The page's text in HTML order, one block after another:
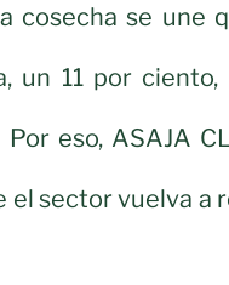
cosecha se une
un 11 por
eso, ASAJA
el sector vuelva a